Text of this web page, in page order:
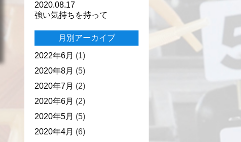
2020.08.17
強い気持ちを持って
月別アーカイブ
2022年6月 (1)
2020年8月 (5)
2020年7月 (2)
2020年6月 (2)
2020年5月 (5)
2020年4月 (6)